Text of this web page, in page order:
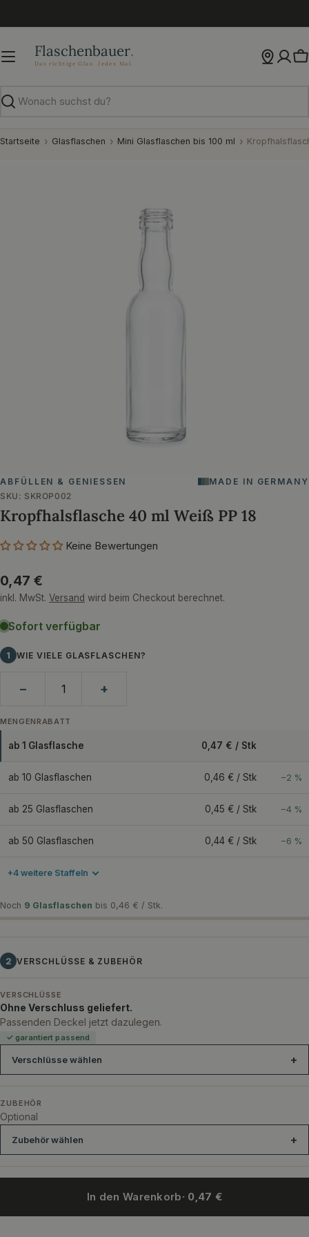
Inhalt
Suchen
Startseite Glasflaschen Mini Glasflaschen bis 100 ml
ABFÜLLEN & GENIESSEN
MADE IN GERMANY
SKU: SKROP002
Kropfhalsflasche 40 ml Weiß PP 18
Keine Bewertungen
Regulärer
Preis
0,47 €
inkl. MwSt. Versand wird beim Checkout berechnet.
Sofort verfügbar
1 WIE VIELE GLASFLASCHEN?
− +
MENGENRABATT
ab 1 Glasflasche 0,47 € / Stk
ab 10 Glasflaschen 0,46 € / Stk −2 %
ab 25 Glasflaschen 0,45 € / Stk −4 %
ab 50 Glasflaschen 0,44 € / Stk −6 %
+4 weitere Staffeln
Noch 9 Glasflaschen bis 0,46 € / Stk.
2 VERSCHLÜSSE & ZUBEHÖR
VERSCHLÜSSE
Ohne Verschluss geliefert.
Passenden Deckel jetzt dazulegen.
✓ garantiert passend
Verschlüsse wählen
ZUBEHÖR
Optional
Zubehör wählen
In den Warenkorb· 0,47 €